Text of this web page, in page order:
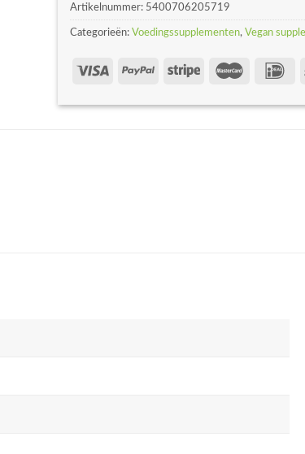
Artikelnummer: 5400706205719
Categorieën: Voedingssupplementen, Vegan